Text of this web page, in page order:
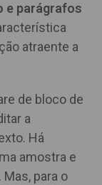
e parágrafos
atraente a
de bloco de
a
Há
amostra e
para o